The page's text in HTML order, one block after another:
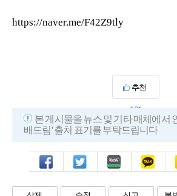
https://naver.me/F42Z9tly
추천
101
본 게시물을 뉴스 및 기타 매체에서
배드림' 출처 표기를 부탁드립니다
페북 트윗 밴드 카톡